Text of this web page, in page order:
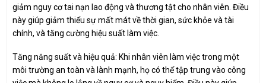
giảm nguy cơ tai nạn lao động và thương tật cho nhân viên. Điều
này giúp giảm thiểu sự mất mát về thời gian, sức khỏe và tài
chính, và tăng cường hiệu suất làm việc.
Tăng năng suất và hiệu quả: Khi nhân viên làm việc trong một
môi trường an toàn và lành mạnh, họ có thể tập trung vào công